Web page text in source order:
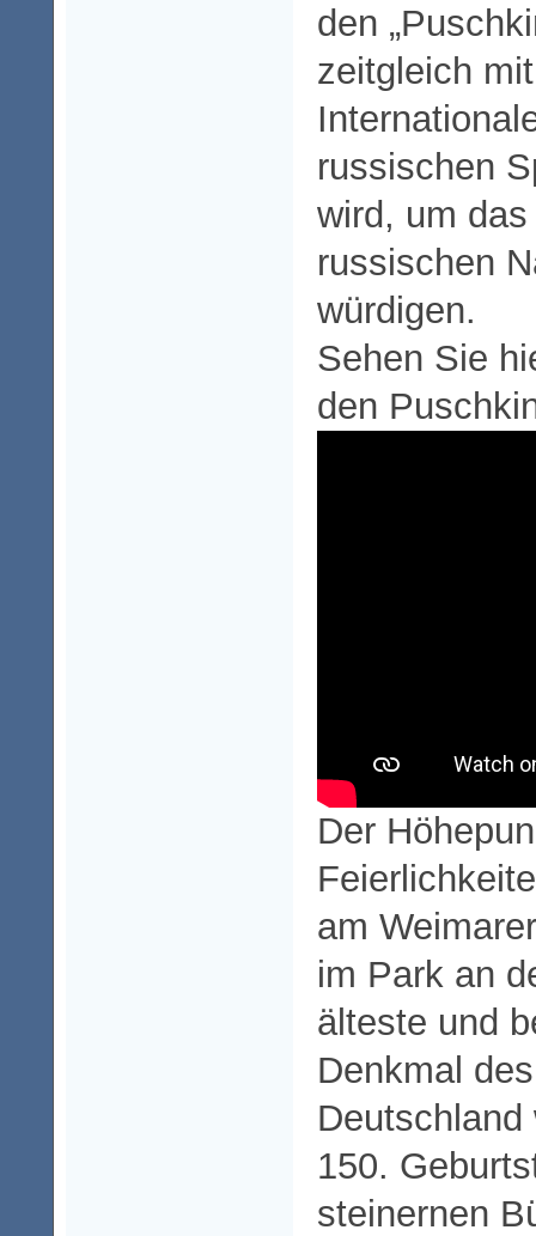
den
zeitgleich
russischen
wird, um
russischen
würdigen.
Sehen Sie
den
Der
am
im Park an
älteste und
Denkmal
150.
steinernen